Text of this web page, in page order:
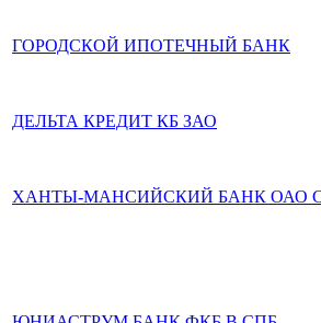
ГОРОДСКОЙ ИПОТЕЧНЫЙ БАНК
ДЕЛЬТА КРЕДИТ КБ ЗАО
ХАНТЫ-МАНСИЙСКИЙ БАНК ОАО